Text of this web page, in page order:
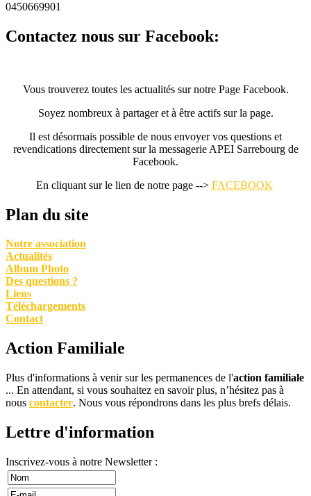
0450669901
Contactez nous sur Facebook:
Vous trouverez toutes les actualités sur notre Page Facebook.
Soyez nombreux à partager et à être actifs sur la page.
Il est désormais possible de nous envoyer vos questions et
revendications directement sur la messagerie APEI Sarrebourg de
Facebook.
En cliquant sur le lien de notre page --> FACEBOOK
Plan du site
Notre association
Actualités
Album Photo
Des questions ?
Liens
Téléchargements
Contact
Action Familiale
Plus d'informations à venir sur les permanences de l'action familiale
... En attendant, si vous souhaitez en savoir plus, n’hésitez pas à
nous contacter. Nous vous répondrons dans les plus brefs délais.
Lettre d'information
Inscrivez-vous à notre Newsletter :